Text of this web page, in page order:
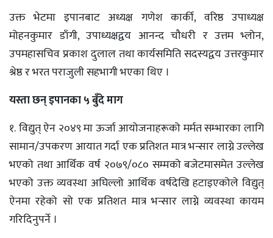
उक्त भेटमा इपानबाट अध्यक्ष गणेश कार्की, वरिष्ठ उपाध्यक्ष
मोहनकुमार डाँगी, उपाध्यक्षद्वय आनन्द चौधरी र उत्तम भ्लोन,
उपमहासचिव प्रकाश दुलाल तथा कार्यसमिति सदस्यद्वय उत्तरकुमार
श्रेष्ठ र भरत पराजुली सहभागी भएका थिए ।
यस्ता छन् इपानका ५ बुँदे माग
१. विद्युत् ऐन २०४९ मा ऊर्जा आयोजनाहरूको मर्मत सम्भारका लागि
सामान/उपकरण आयात गर्दा एक प्रतिशत मात्र भन्सार लाग्ने उल्लेख
भएको तथा आर्थिक वर्ष २०७९/०८० सम्मको बजेटमासमेत उल्लेख
भएको उक्त व्यवस्था अघिल्लो आर्थिक वर्षदेखि हटाइएकोले विद्युत्
ऐनमा रहेको सो एक प्रतिशत मात्र भन्सार लाग्ने व्यवस्था कायम
गरिदिनुपर्ने ।